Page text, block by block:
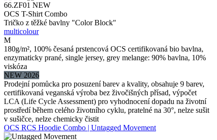
66.ZF01 NEW
OCS T-Shirt Combo
Tričko z těžké bavlny "Color Block"
multicolour
M
180g/m², 100% česaná prstencová OCS certifikovaná bio bavlna,
enzymaticky prané, single jersey, grey melange: 90% bavlna, 10%
viskóza
NEW 2026
Prodejní pomůcka pro posuzení barev a kvality, obsahuje 9 barev,
certifikovaná veganská výroba bez živočišných přísad, výpočet
LCA (Life Cycle Assessment) pro vyhodnocení dopadu na životní
prostředí během celého životního cyklu, pratelné na 30°, nelze sušit
v sušičce, nelze chemicky čistit
OCS RCS Hoodie Combo | Untagged Movement